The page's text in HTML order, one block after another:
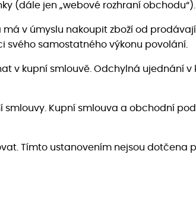
(dále jen „webové rozhraní obchodu“).
v úmyslu nakoupit zboží od
samostatného výkonu povolání.
v kupní smlouvě. Odchylná ujednání
Kupní smlouva a obchodní
Tímto ustanovením nejsou dotčena